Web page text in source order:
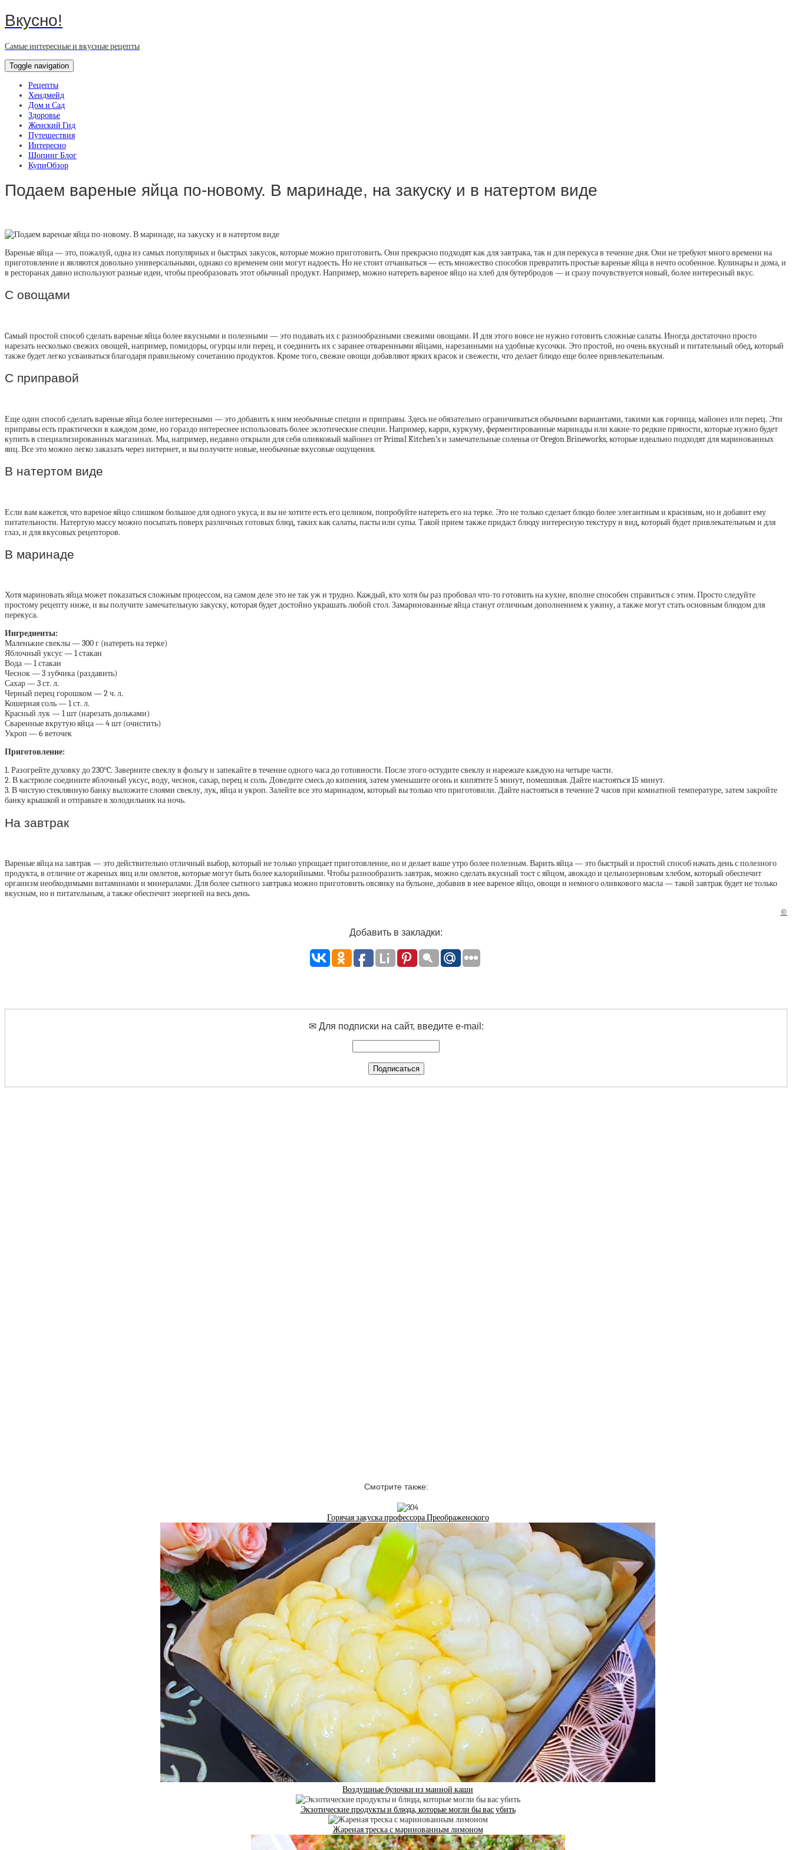
Вкусно!
Самые интересные и вкусные рецепты
Toggle navigation
Рецепты
Хендмейд
Дом и Сад
Здоровье
Женский Гид
Путешествия
Интересно
Шопинг Блог
КупиОбзор
Подаем вареные яйца по-новому. В маринаде, на закуску и в натертом виде
Вареные яйца — это, пожалуй, одна из самых популярных и быстрых закусок, которые можно приготовить. Они прекрасно подходят как для завтрака, так и для перекуса в течение дня. Они не требуют много времени на
приготовление и являются довольно универсальными, однако со временем они могут надоесть. Но не стоит отчаиваться — есть множество способов превратить простые вареные яйца в нечто особенное. Кулинары и дома, и
в ресторанах давно используют разные идеи, чтобы преобразовать этот обычный продукт. Например, можно натереть вареное яйцо на хлеб для бутербродов — и сразу почувствуется новый, более интересный вкус.
С овощами
Cамый простой способ сделать вареные яйца более вкусными и полезными — это подавать их с разнообразными свежими овощами. И для этого вовсе не нужно готовить сложные салаты. Иногда достаточно просто
нарезать несколько свежих овощей, например, помидоры, огурцы или перец, и соединить их с заранее отваренными яйцами, нарезанными на удобные кусочки. Это простой, но очень вкусный и питательный обед, который
также будет легко усваиваться благодаря правильному сочетанию продуктов. Кроме того, свежие овощи добавляют ярких красок и свежести, что делает блюдо еще более привлекательным.
С приправой
Еще один способ сделать вареные яйца более интересными — это добавить к ним необычные специи и приправы. Здесь не обязательно ограничиваться обычными вариантами, такими как горчица, майонез или перец. Эти
приправы есть практически в каждом доме, но гораздо интереснее использовать более экзотические специи. Например, карри, куркуму, ферментированные маринады или какие-то редкие пряности, которые нужно будет
купить в специализированных магазинах. Мы, например, недавно открыли для себя оливковый майонез от Primal Kitchen’s и замечательные соленья от Oregon Brineworks, которые идеально подходят для маринованных
яиц. Все это можно легко заказать через интернет, и вы получите новые, необычные вкусовые ощущения.
В натертом виде
Если вам кажется, что вареное яйцо слишком большое для одного укуса, и вы не хотите есть его целиком, попробуйте натереть его на терке. Это не только сделает блюдо более элегантным и красивым, но и добавит ему
питательности. Натертую массу можно посыпать поверх различных готовых блюд, таких как салаты, пасты или супы. Такой прием также придаст блюду интересную текстуру и вид, который будет привлекательным и для
глаз, и для вкусовых рецепторов.
В маринаде
Хотя мариновать яйца может показаться сложным процессом, на самом деле это не так уж и трудно. Каждый, кто хотя бы раз пробовал что-то готовить на кухне, вполне способен справиться с этим. Просто следуйте
простому рецепту ниже, и вы получите замечательную закуску, которая будет достойно украшать любой стол. Замаринованные яйца станут отличным дополнением к ужину, а также могут стать основным блюдом для
перекуса.
Ингредиенты:
Маленькие свеклы — 300 г (натереть на терке)
Яблочный уксус — 1 стакан
Вода — 1 стакан
Чеснок — 3 зубчика (раздавить)
Сахар — 3 ст. л.
Черный перец горошком — 2 ч. л.
Кошерная соль — 1 ст. л.
Красный лук — 1 шт (нарезать дольками)
Сваренные вкрутую яйца — 4 шт (очистить)
Укроп — 6 веточек
Приготовление:
1. Разогрейте духовку до 230°C. Заверните свеклу в фольгу и запекайте в течение одного часа до готовности. После этого остудите свеклу и нарежьте каждую на четыре части.
2. В кастрюле соедините яблочный уксус, воду, чеснок, сахар, перец и соль. Доведите смесь до кипения, затем уменьшите огонь и кипятите 5 минут, помешивая. Дайте настояться 15 минут.
3. В чистую стеклянную банку выложите слоями свеклу, лук, яйца и укроп. Залейте все это маринадом, который вы только что приготовили. Дайте настояться в течение 2 часов при комнатной температуре, затем закройте
банку крышкой и отправьте в холодильник на ночь.
На завтрак
Вареные яйца на завтрак — это действительно отличный выбор, который не только упрощает приготовление, но и делает ваше утро более полезным. Варить яйца — это быстрый и простой способ начать день с полезного
продукта, в отличие от жареных яиц или омлетов, которые могут быть более калорийными. Чтобы разнообразить завтрак, можно сделать вкусный тост с яйцом, авокадо и цельнозерновым хлебом, который обеспечит
организм необходимыми витаминами и минералами. Для более сытного завтрака можно приготовить овсянку на бульоне, добавив в нее вареное яйцо, овощи и немного оливкового масла — такой завтрак будет не только
вкусным, но и питательным, а также обеспечит энергией на весь день.
©
Добавить в закладки:
✉ Для подписки на сайт, введите e-mail:
Смотрите также:
Горячая закуска профессора Преображенского
Воздушные булочки из манной каши
Экзотические продукты и блюда, которые могли бы вас убить
Жареная треска с маринованным лимоном